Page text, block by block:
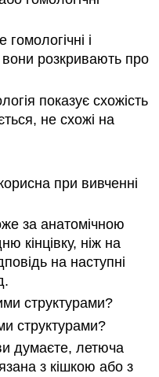
гомологічні і
вони розкривають про
показує схожість
не схожі на
при вивченні
за анатомічною
кінцівку, ніж на
на наступні
структурами?
структурами?
думаєте, летюча
з кішкою або з